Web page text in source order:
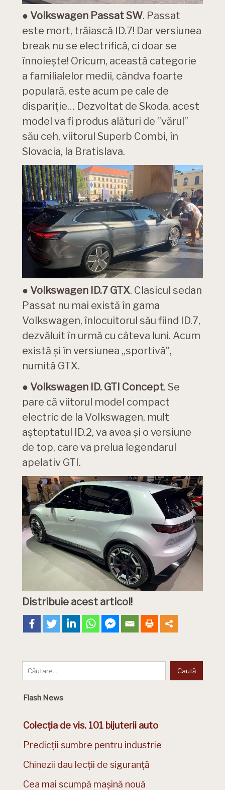
● Volkswagen Passat SW. Passat
este mort, trăiască ID.7! Dar versiunea
break nu se electrifică, ci doar se
înnoiește! Oricum, această categorie
a familialelor medii, cândva foarte
populară, este acum pe cale de
dispariție… Dezvoltat de Skoda, acest
model va fi produs alături de ”vărul”
său ceh, viitorul Superb Combi, în
Slovacia, la Bratislava.
● Volkswagen ID.7 GTX. Clasicul sedan
Passat nu mai există în gama
Volkswagen, înlocuitorul său fiind ID.7,
dezvăluit în urmă cu câteva luni. Acum
există și în versiunea „sportivă”,
numită GTX.
● Volkswagen ID. GTI Concept. Se
pare că viitorul model compact
electric de la Volkswagen, mult
așteptatul ID.2, va avea și o versiune
de top, care va prelua legendarul
apelativ GTI.
Distribuie acest articol!
Flash News
Colecția de vis. 101 bijuterii auto
Predicții sumbre pentru industrie
Chinezii dau lecții de siguranță
Cea mai scumpă mașină nouă